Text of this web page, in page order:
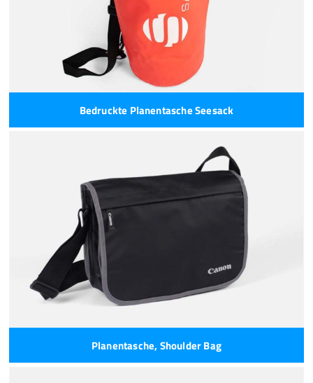
Bedruckte Planentasche Seesack
Planentasche, Shoulder Bag